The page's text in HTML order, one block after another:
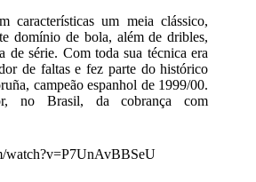
características um meia clássico,
domínio de bola, além de dribles,
de série. Com toda sua técnica era
de faltas e fez parte do histórico
campeão espanhol de 1999/00.
no Brasil, da cobrança com
watch?v=P7UnAvBBSeU